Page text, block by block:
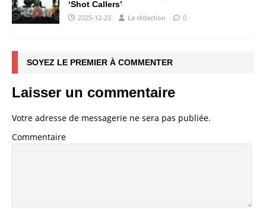
‘Shot Callers’
2025-12-23 La rédaction 0
SOYEZ LE PREMIER À COMMENTER
Laisser un commentaire
Votre adresse de messagerie ne sera pas publiée.
Commentaire